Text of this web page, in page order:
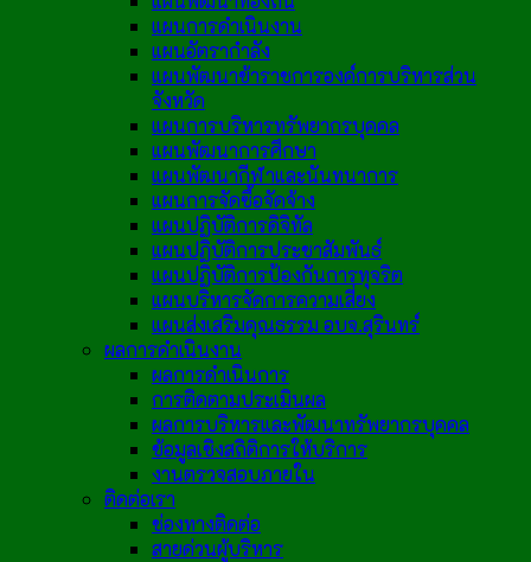
แผนการดำเนินงาน
แผนอัตรากำลัง
แผนพัฒนาข้าราชการองค์การบริหารส่วน
จังหวัด
แผนการบริหารทรัพยากรบุคคล
แผนพัฒนาการศึกษา
แผนพัฒนากีฬาและนันทนาการ
แผนการจัดซื้อจัดจ้าง
แผนปฏิบัติการดิจิทัล
แผนปฏิบัติการประชาสัมพันธ์
แผนปฏิบัติการป้องกันการทุจริต
แผนบริหารจัดการความเสี่ยง
แผนส่งเสริมคุณธรรม อบจ.สุรินทร์
ผลการดำเนินงาน
ผลการดำเนินการ
การติดตามประเมินผล
ผลการบริหารและพัฒนาทรัพยากรบุคคล
ข้อมูลเชิงสถิติการให้บริการ
งานตรวจสอบภายใน
ติดต่อเรา
ช่องทางติดต่อ
สายด่วนผู้บริหาร